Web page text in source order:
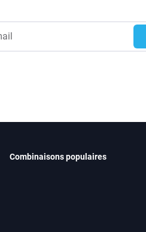
Combinaisons populaires